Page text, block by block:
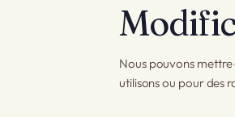
Nous pouvons
utilisons ou pour des